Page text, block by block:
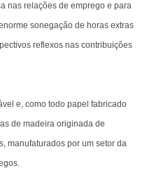
nas relações de emprego e para
sonegação de horas extras
reflexos nas contribuições
e, como todo papel fabricado
de madeira originada de
manufaturados por um setor da